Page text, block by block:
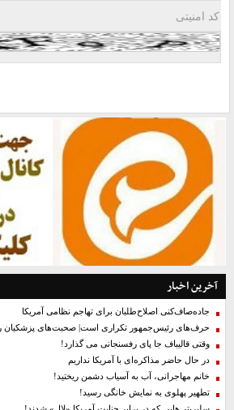
آخرین اخبار
جاده‌صاف‌کنی اصلاح‌طلبان برای تهاجم نظامی آمریکا
حرف‌های رئیس‌جمهور تکراری است| صحبت‌های پزشکیان
وقتی قالیباف جا پای رفسنجانی می گذارد!
در حال حاضر مذاکره‌ای با آمریکا نداریم
خانم مهاجرانی، آب به آسیاب دشمن ریختید!
تطهیر پهلوی به نمایش خانگی رسید!